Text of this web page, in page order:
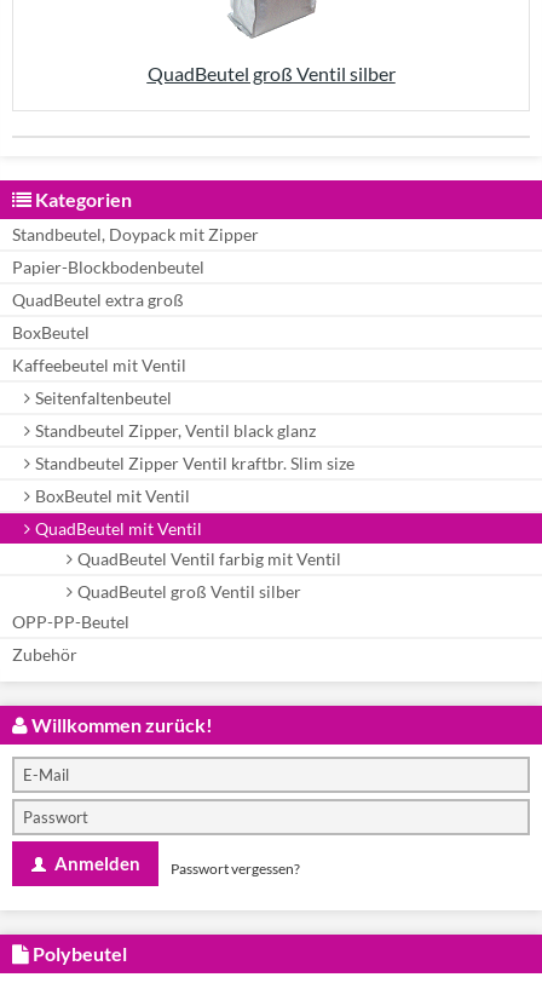
QuadBeutel groß Ventil silber
Kategorien
Standbeutel, Doypack mit Zipper
Papier-Blockbodenbeutel
QuadBeutel extra groß
BoxBeutel
Kaffeebeutel mit Ventil
Seitenfaltenbeutel
Standbeutel Zipper, Ventil black glanz
Standbeutel Zipper Ventil kraftbr. Slim size
BoxBeutel mit Ventil
QuadBeutel mit Ventil
QuadBeutel Ventil farbig mit Ventil
QuadBeutel groß Ventil silber
OPP-PP-Beutel
Zubehör
Willkommen zurück!
Anmelden Passwort vergessen?
Polybeutel